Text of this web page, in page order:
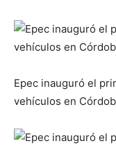
Epec inauguró el
vehículos en